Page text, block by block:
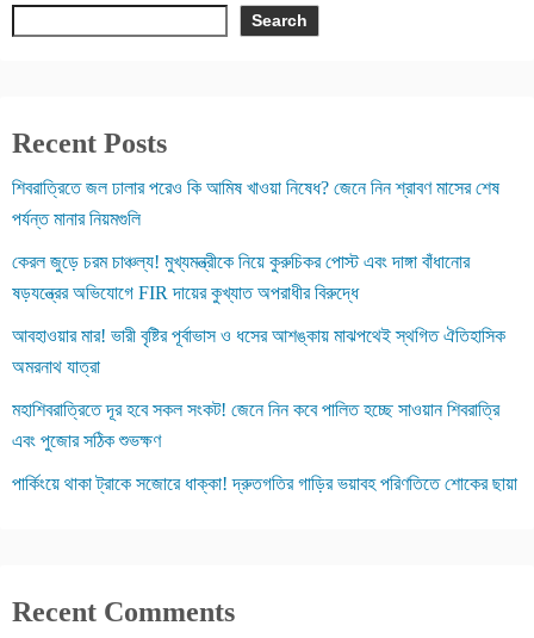
Search
Recent Posts
শিবরাত্রিতে জল ঢালার পরেও কি আমিষ খাওয়া নিষেধ? জেনে নিন শ্রাবণ মাসের শেষ
পর্যন্ত মানার নিয়মগুলি
কেরল জুড়ে চরম চাঞ্চল্য! মুখ্যমন্ত্রীকে নিয়ে কুরুচিকর পোস্ট এবং দাঙ্গা বাঁধানোর
ষড়যন্ত্রের অভিযোগে FIR দায়ের কুখ্যাত অপরাধীর বিরুদ্ধে
আবহাওয়ার মার! ভারী বৃষ্টির পূর্বাভাস ও ধসের আশঙ্কায় মাঝপথেই স্থগিত ঐতিহাসিক
অমরনাথ যাত্রা
মহাশিবরাত্রিতে দূর হবে সকল সংকট! জেনে নিন কবে পালিত হচ্ছে সাওয়ান শিবরাত্রি
এবং পুজোর সঠিক শুভক্ষণ
পার্কিংয়ে থাকা ট্রাকে সজোরে ধাক্কা! দ্রুতগতির গাড়ির ভয়াবহ পরিণতিতে শোকের ছায়া
Recent Comments